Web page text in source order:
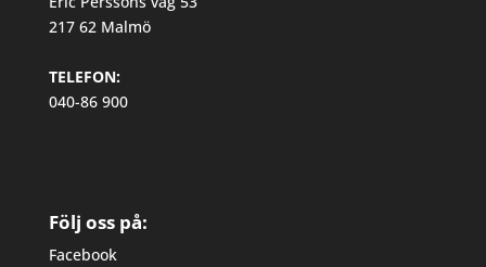
217 62 Malmö
TELEFON:
040-86 900
Följ oss på:
Facebook